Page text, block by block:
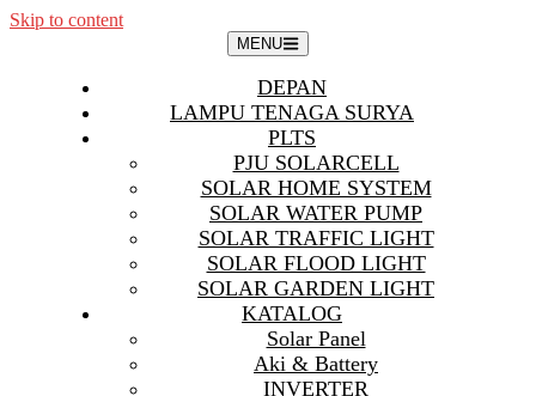
Skip to content
MENU
DEPAN
LAMPU TENAGA SURYA
PLTS
PJU SOLARCELL
SOLAR HOME SYSTEM
SOLAR WATER PUMP
SOLAR TRAFFIC LIGHT
SOLAR FLOOD LIGHT
SOLAR GARDEN LIGHT
KATALOG
Solar Panel
Aki & Battery
INVERTER